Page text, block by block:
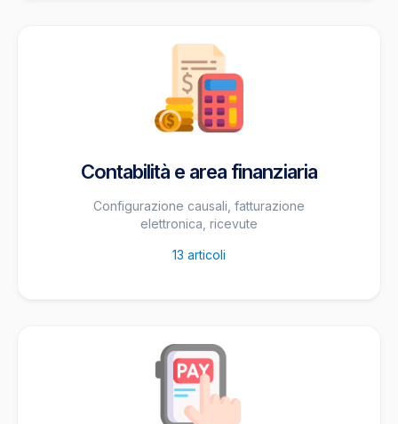
Contabilità e area finanziaria
Configurazione causali, fatturazione
elettronica, ricevute
13 articoli